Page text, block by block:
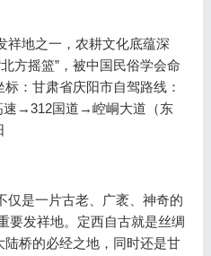
地之一，农耕文化底蕴深
方摇篮”，被中国民俗学会命
：甘肃省庆阳市自驾路线：
→312国道→崆峒大道（东
是一片古老、广袤、神奇的
要发祥地。定西自古就是丝绸
陆桥的必经之地，同时还是甘